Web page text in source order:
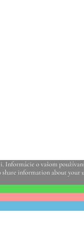
o vašom
information about